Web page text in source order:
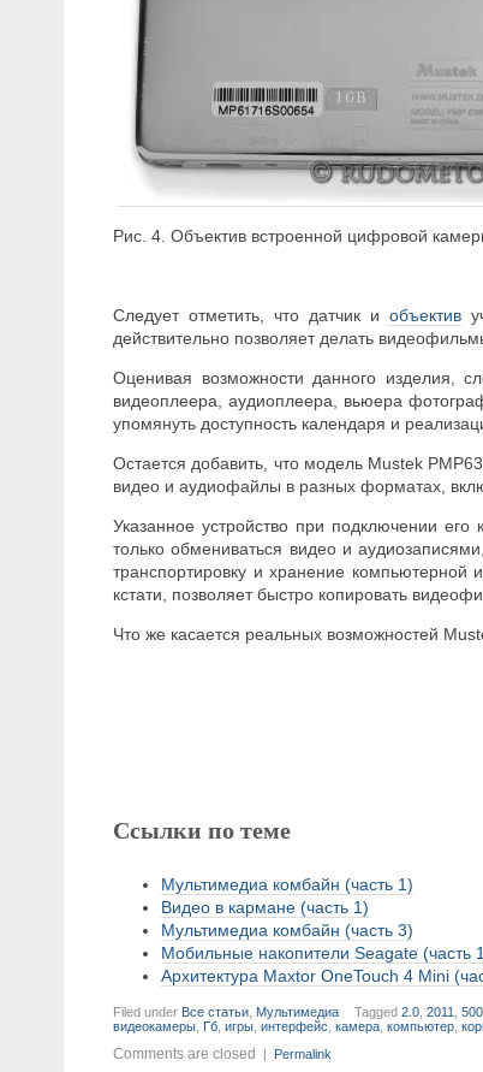
Рис. 4. Объектив встроенной цифровой
Следует отметить, что датчик иобъектив
действительно позволяет делать
Оценивая возможности данного изделия,
видеоплеера, аудиоплеера, вьюера
упомянуть доступность календаря и
Остается добавить, что модель Mustek
видео и аудиофайлы в разных форматах,
Указанное устройство при подключении
только обмениваться видео и
транспортировку и хранение компьютерной
кстати, позволяет быстро копировать
Что же касается реальных возможностей
Ссылки по теме
Мультимедиа комбайн (часть 1)
Видео в кармане (часть 1)
Мультимедиа комбайн (часть 3)
Мобильные накопители Seagate (часть
Архитектура Maxtor OneTouch 4 Mini
Filed under Все статьи Мультимедиа Tagged2.0 ,2011 ,500
видеокамеры Гб ,игры ,интерфейс ,камера ,компьютер ,
Comments are closed | Permalink